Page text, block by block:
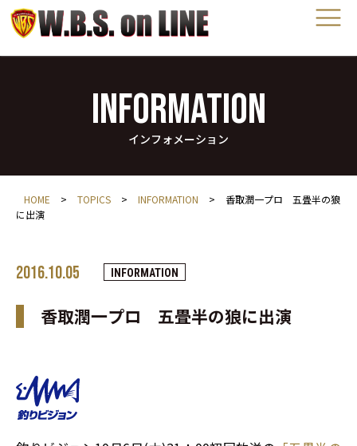
INFORMATION
インフォメーション
HOME > TOPICS > INFORMATION >
香取潤一プロ 五畳半の狼
に出演
2016.10.05 INFORMATION
香取潤一プロ 五畳半の狼に出演